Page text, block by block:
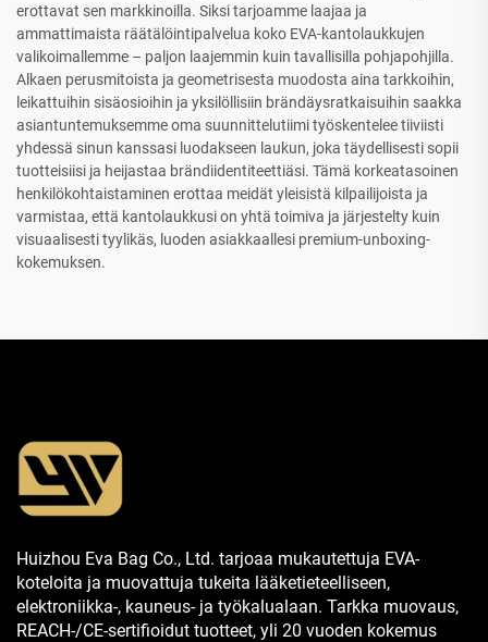
erottavat sen markkinoilla. Siksi tarjoamme laajaa ja
ammattimaista räätälöintipalvelua koko EVA-kantolaukkujen
valikoimallemme – paljon laajemmin kuin tavallisilla pohjapohjilla.
Alkaen perusmitoista ja geometrisesta muodosta aina tarkkoihin,
leikattuihin sisäosioihin ja yksilöllisiin brändäysratkaisuihin saakka
asiantuntemuksemme oma suunnittelutiimi työskentelee tiiviisti
yhdessä sinun kanssasi luodakseen laukun, joka täydellisesti sopii
tuotteisiisi ja heijastaa brändiidentiteettiäsi. Tämä korkeatasoinen
henkilökohtaistaminen erottaa meidät yleisistä kilpailijoista ja
varmistaa, että kantolaukkusi on yhtä toimiva ja järjestelty kuin
visuaalisesti tyylikäs, luoden asiakkaallesi premium-unboxing-
kokemuksen.
Huizhou Eva Bag Co., Ltd. tarjoaa mukautettuja EVA-
koteloita ja muovattuja tukeita lääketieteelliseen,
elektroniikka-, kauneus- ja työkalualaan. Tarkka muovaus,
REACH-/CE-sertifioidut tuotteet, yli 20 vuoden kokemus